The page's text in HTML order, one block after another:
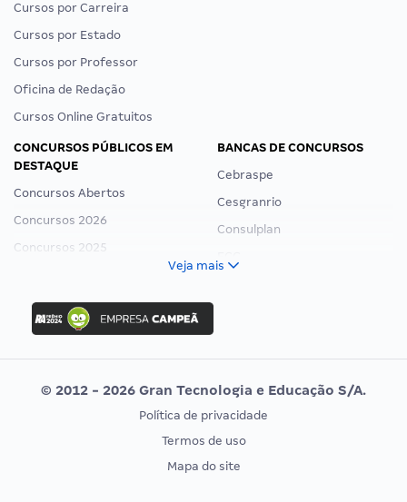
Cursos por Carreira
Cursos por Estado
Cursos por Professor
Oficina de Redação
Cursos Online Gratuitos
CONCURSOS PÚBLICOS EM
DESTAQUE
Concursos Abertos
Concursos 2026
Concursos 2025
Concurso Ibama
Concurso MPU
Editais publicados
BANCAS DE CONCURSOS
Cebraspe
Cesgranrio
Consulplan
Vunesp
CONCURSOS POR PROFISSÃO
EXAME DE ORDEM
Veja mais
© 2012 - 2026 Gran Tecnologia e Educação S/A.
Política de privacidade
Termos de uso
Mapa do site